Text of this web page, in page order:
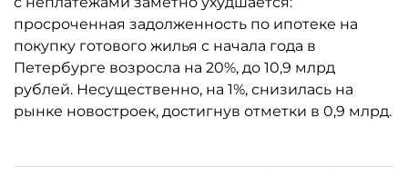
просроченная задолженность по ипотеке на
покупку готового жилья с начала года в
Петербурге возросла на 20%, до 10,9 млрд
рублей. Несущественно, на 1%, снизилась на
рынке новостроек, достигнув отметки в 0,9 млрд.